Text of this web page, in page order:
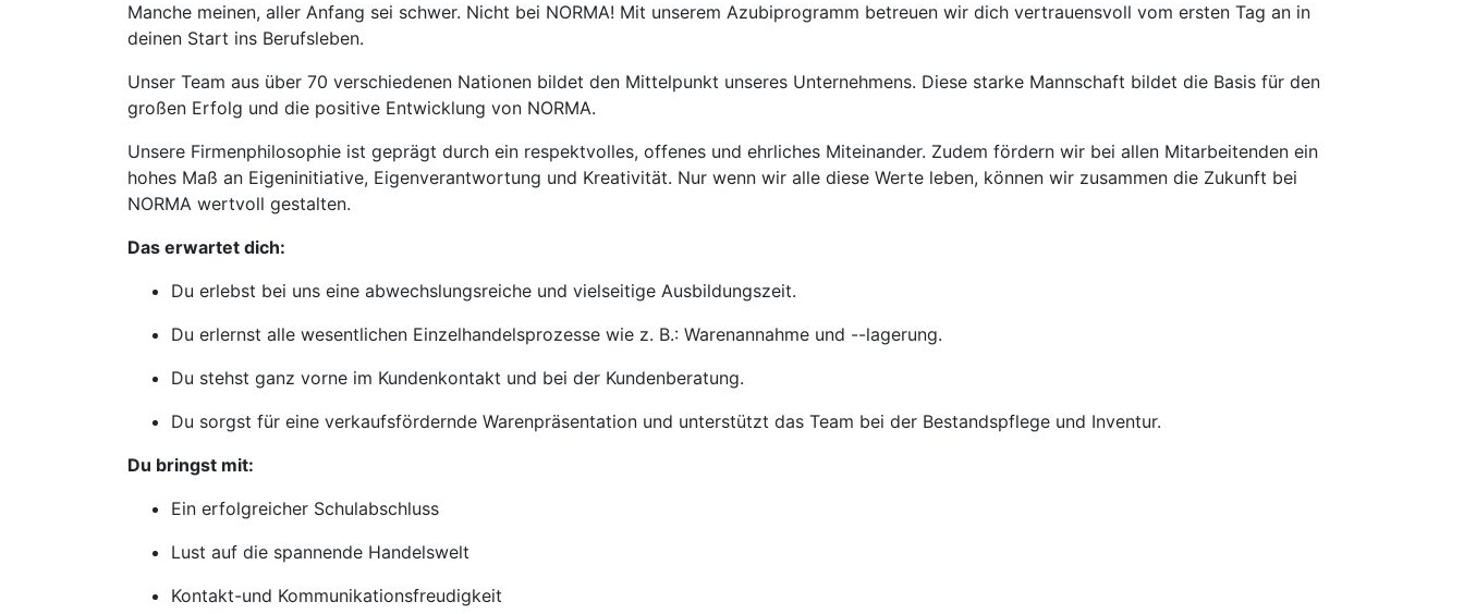
Manche meinen, aller Anfang sei schwer. Nicht bei NORMA! Mit unserem Azubiprogramm betreuen wir dich vertrauensvoll vom ersten Tag an in
deinen Start ins Berufsleben.
Unser Team aus über 70 verschiedenen Nationen bildet den Mittelpunkt unseres Unternehmens. Diese starke Mannschaft bildet die Basis für den
großen Erfolg und die positive Entwicklung von NORMA.
Unsere Firmenphilosophie ist geprägt durch ein respektvolles, offenes und ehrliches Miteinander. Zudem fördern wir bei allen Mitarbeitenden ein
hohes Maß an Eigeninitiative, Eigenverantwortung und Kreativität. Nur wenn wir alle diese Werte leben, können wir zusammen die Zukunft bei
NORMA wertvoll gestalten.
Das erwartet dich:
Du erlebst bei uns eine abwechslungsreiche und vielseitige Ausbildungszeit.
Du erlernst alle wesentlichen Einzelhandelsprozesse wie z. B.: Warenannahme und --lagerung.
Du stehst ganz vorne im Kundenkontakt und bei der Kundenberatung.
Du sorgst für eine verkaufsfördernde Warenpräsentation und unterstützt das Team bei der Bestandspflege und Inventur.
Du bringst mit:
Ein erfolgreicher Schulabschluss
Lust auf die spannende Handelswelt
Kontakt-und Kommunikationsfreudigkeit